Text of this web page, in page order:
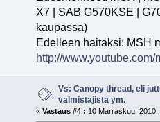
X7 | SAB G570KSE |
kaupassa)
Edelleen haitaksi: MSH
http://www.youtube.com/
Vs: Canopy thread, eli
valmistajista ym.
« Vastaus #4 : 10 Marraskuu, 2010,